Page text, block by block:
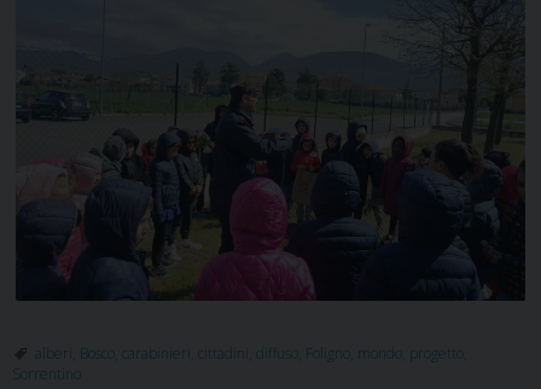
alberi Bosco carabinieri cittadini diffuso Foligno mondo progetto
Sorrentino